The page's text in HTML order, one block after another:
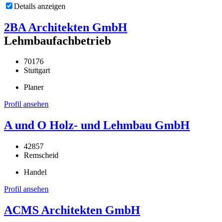
Details anzeigen
2BA Architekten GmbH
Lehmbaufachbetrieb
70176
Stuttgart
Planer
Profil ansehen
A und O Holz- und Lehmbau GmbH
42857
Remscheid
Handel
Profil ansehen
ACMS Architekten GmbH